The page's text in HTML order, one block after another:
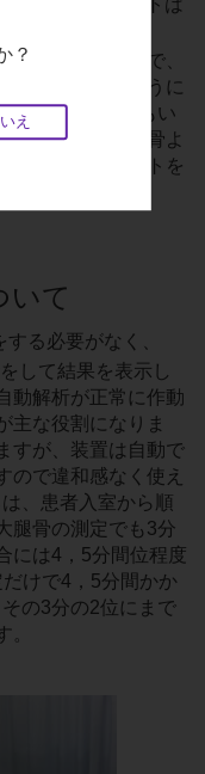
？
え
データコンバートは
しくなったので、
も測定出来るように
患者さんは1人もい
というと腰の背骨よ
」というコメントを
いて
る必要がなく、
して結果を表示し
動解析が正常に作動
主な役割になりま
すが、装置は自動で
ので違和感なく使え
、患者入室から順
腿骨の測定でも3分
には4，5分間位程度
けで4，5分間かか
の3分の2位にまで
。